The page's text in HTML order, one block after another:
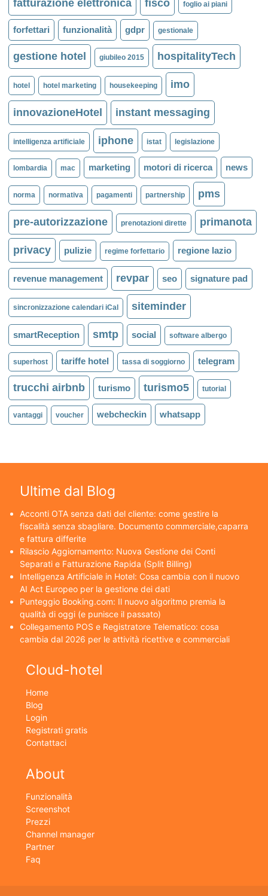
fatturazione elettronica fisco foglio ai piani
forfettari funzionalità gdpr gestionale
gestione hotel giubileo 2015 hospitalityTech
hotel hotel marketing housekeeping imo
innovazioneHotel instant messaging
intelligenza artificiale iphone istat legislazione
lombardia mac marketing motori di ricerca news
norma normativa pagamenti partnership pms
pre-autorizzazione prenotazioni dirette primanota
privacy pulizie regime forfettario regione lazio
revenue management revpar seo signature pad
sincronizzazione calendari iCal siteminder
smartReception smtp social software albergo
superhost tariffe hotel tassa di soggiorno telegram
trucchi airbnb turismo turismo5 tutorial
vantaggi voucher webcheckin whatsapp
Ultime dal Blog
Acconti OTA senza dati del cliente: come gestire la
fiscalità senza sbagliare. Documento commerciale,caparra
e fattura differite
Rilascio Aggiornamento: Nuova Gestione dei Conti
Separati e Fatturazione Rapida (Split Billing)
Intelligenza Artificiale in Hotel: Cosa cambia con il nuovo
AI Act Europeo per la gestione dei dati
Punteggio Booking.com: Il nuovo algoritmo premia la
qualità di oggi (e punisce il passato)
Collegamento POS e Registratore Telematico: cosa
cambia dal 2026 per le attività ricettive e commerciali
Cloud-hotel
Home
Blog
Login
Registrati gratis
Contattaci
About
Funzionalità
Screenshot
Prezzi
Channel manager
Partner
Faq